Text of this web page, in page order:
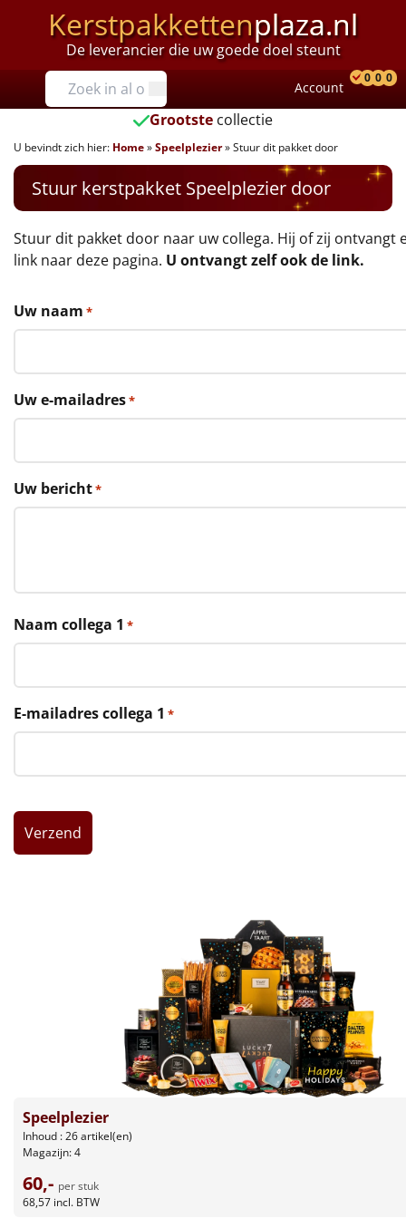
Kerstpakkettenplaza.nl
De leverancier die uw goede doel steunt
Prijzen
Tot €25
€25 tot €35
€35 tot €40
€40 tot €45
€50 tot €55
€55 tot €75
€75 tot €100
€100 en hoger
Alle kerstpakketten 2026
Rituals
Mannen
Leuke
Tas
Wake up light
Account
0 0 0
Grootste collectie
U bevindt zich hier: Home»Speelplezier»Stuur dit pakket door
Stuur kerstpakket Speelplezier door
Stuur dit pakket door naar uw collega. Hij of zij ontvangt
link naar deze pagina. U ontvangt zelf ook de link.
Uw naam *
Uw e-mailadres*
Uw bericht*
Naam collega 1 *
E-mailadres collega 1 *
Speelplezier
Inhoud : 26 artikel(en)
Magazijn: 4
60,- per stuk
68,57 incl. BTW